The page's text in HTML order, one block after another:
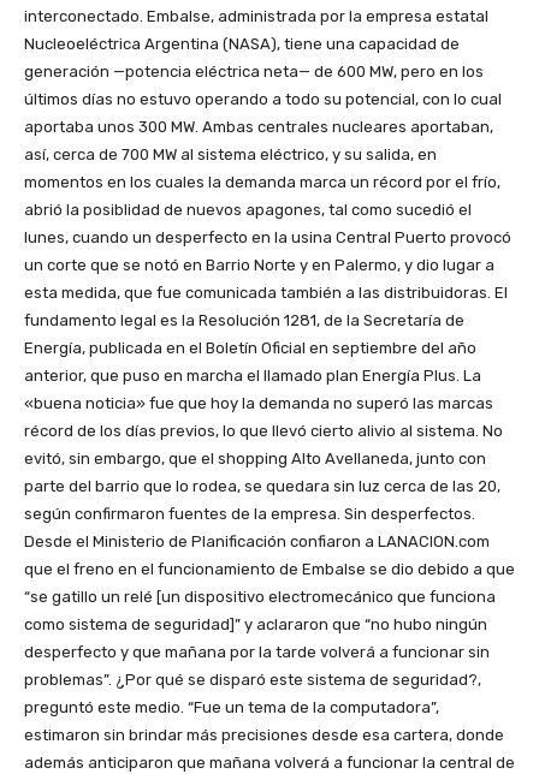
interconectado. Embalse, administrada por la empresa estatal
Nucleoeléctrica Argentina (NASA), tiene una capacidad de
generación —potencia eléctrica neta— de 600 MW, pero en los
últimos días no estuvo operando a todo su potencial, con lo cual
aportaba unos 300 MW. Ambas centrales nucleares aportaban,
así, cerca de 700 MW al sistema eléctrico, y su salida, en
momentos en los cuales la demanda marca un récord por el frío,
abrió la posiblidad de nuevos apagones, tal como sucedió el
lunes, cuando un desperfecto en la usina Central Puerto provocó
un corte que se notó en Barrio Norte y en Palermo, y dio lugar a
esta medida, que fue comunicada también a las distribuidoras. El
fundamento legal es la Resolución 1281, de la Secretaría de
Energía, publicada en el Boletín Oficial en septiembre del año
anterior, que puso en marcha el llamado plan Energía Plus. La
«buena noticia» fue que hoy la demanda no superó las marcas
récord de los días previos, lo que llevó cierto alivio al sistema. No
evitó, sin embargo, que el shopping Alto Avellaneda, junto con
parte del barrio que lo rodea, se quedara sin luz cerca de las 20,
según confirmaron fuentes de la empresa. Sin desperfectos.
Desde el Ministerio de Planificación confiaron a LANACION.com
que el freno en el funcionamiento de Embalse se dio debido a que
“se gatillo un relé [un dispositivo electromecánico que funciona
como sistema de seguridad]” y aclararon que “no hubo ningún
desperfecto y que mañana por la tarde volverá a funcionar sin
problemas”. ¿Por qué se disparó este sistema de seguridad?,
preguntó este medio. “Fue un tema de la computadora”,
estimaron sin brindar más precisiones desde esa cartera, donde
además anticiparon que mañana volverá a funcionar la central de